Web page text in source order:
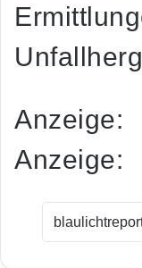
Anzeige:
Anzeige: